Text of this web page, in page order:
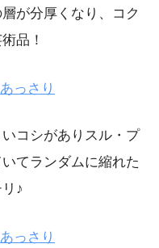
が分厚くなり、コク
品！
コシがありスル・プ
てランダムに縮れた
♪